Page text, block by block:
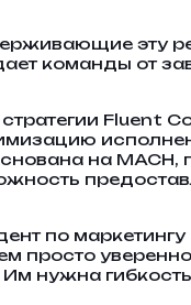
эту
команды от
Fluent
на
по
просто
нужна